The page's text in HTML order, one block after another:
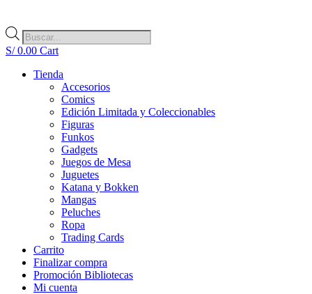
Búsqueda
de
productos
S/0.00 Cart
Tienda
Accesorios
Comics
Edición Limitada y Coleccionables
Figuras
Funkos
Gadgets
Juegos de Mesa
Juguetes
Katana y Bokken
Mangas
Peluches
Ropa
Trading Cards
Carrito
Finalizar compra
Promoción Bibliotecas
Mi cuenta